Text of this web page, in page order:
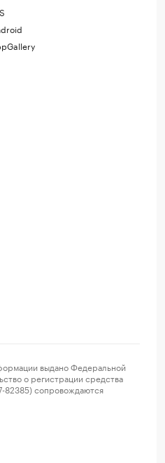
выдано Федеральной
о регистрации средства
82385) сопровождаются